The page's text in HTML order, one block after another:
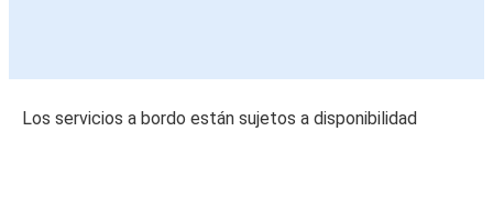
Los servicios a bordo están sujetos a disponibilidad